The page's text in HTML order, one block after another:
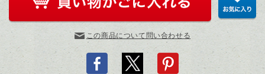
この商品について問い合わせる